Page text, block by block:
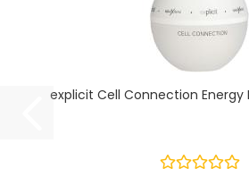
explicit Cell Connection Energy